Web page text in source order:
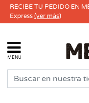
RECIBE TU PEDIDO EN
Express(ver más)
MENU